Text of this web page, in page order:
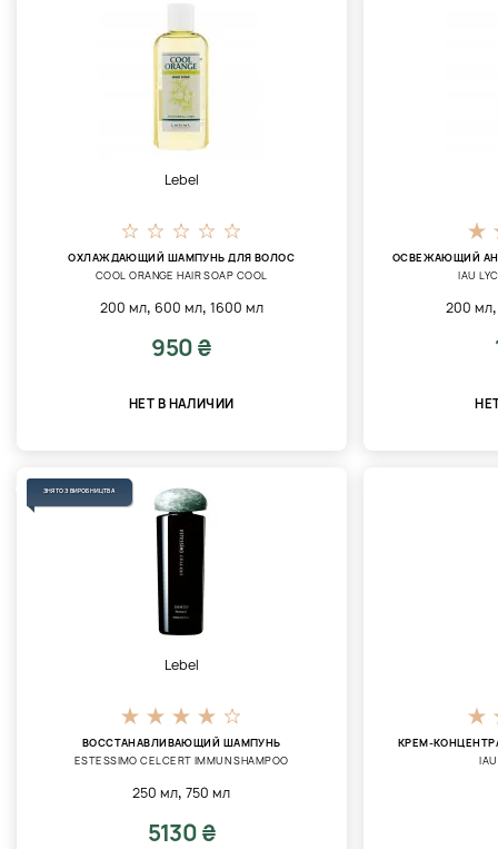
Lebel
ОХЛАЖДАЮЩИЙ ШАМПУНЬ ДЛЯ ВОЛОС
COOL ORANGE HAIR SOAP COOL
200 мл, 600 мл, 1600 мл
950 ₴
НЕТ В НАЛИЧИИ
ОСВЕЖАЮЩИЙ
IAU
200 мл
ЗНЯТО З ВИРОБНИЦТВА
Lebel
ВОССТАНАВЛИВАЮЩИЙ ШАМПУНЬ
ESTESSIMO CELCERT IMMUN SHAMPOO
250 мл,750 мл
5130 ₴
КРЕМ-